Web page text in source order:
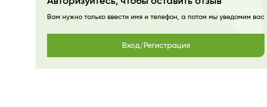
Вам нужно только ввести имя и телефон, а потом мы уведомим вас
Вход/Регистрация